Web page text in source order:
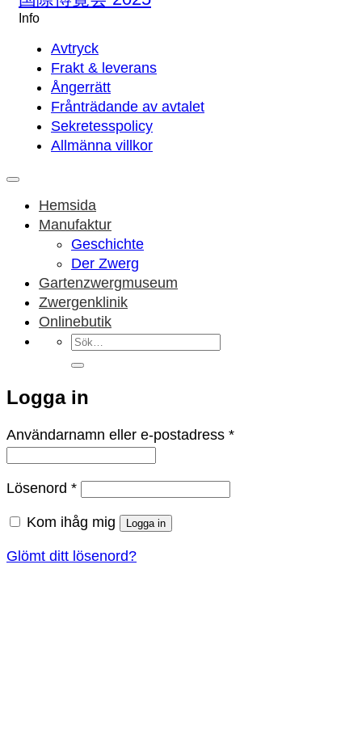
Info
Avtryck
Frakt & leverans
Ångerrätt
Frånträdande av avtalet
Sekretesspolicy
Allmänna villkor
Hemsida
Manufaktur
Geschichte
Der Zwerg
Gartenzwergmuseum
Zwergenklinik
Onlinebutik
Sök
efter:
Logga in
Användarnamn eller e-postadress *Obligatoriskt
Lösenord *Obligatoriskt
Kom ihåg mig Logga in
Glömt ditt lösenord?